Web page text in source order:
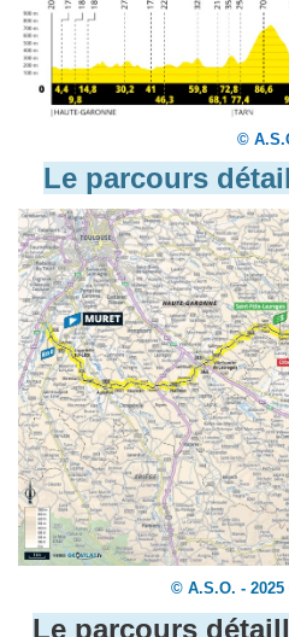
©
Le parcours
© A.S.O. - 2025
Le parcours